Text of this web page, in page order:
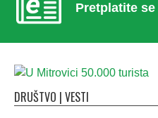
Pretplatite
DRUŠTVO | VESTI